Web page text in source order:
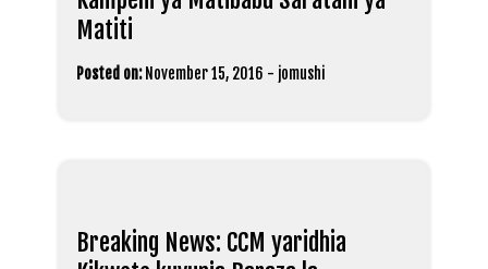
Matiti
Posted on: November 15, 2016 - jomushi
Breaking News: CCM yaridhia